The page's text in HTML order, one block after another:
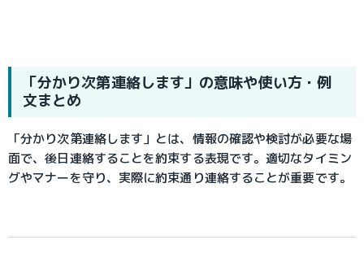
「分かり次第連絡します」の意味や使い方・例
文まとめ
「分かり次第連絡します」とは、情報の確認や検討が必要な場
面で、後日連絡することを約束する表現です。適切なタイミン
グやマナーを守り、実際に約束通り連絡することが重要です。